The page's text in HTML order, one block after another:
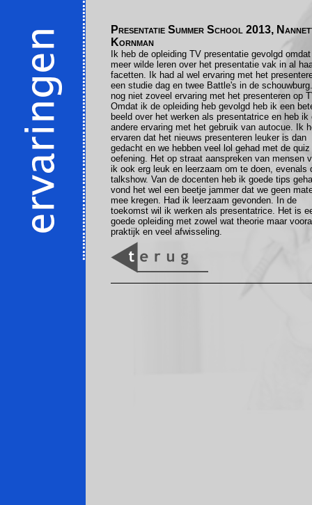
Presentatie Summer School 2013,
Kornman
Ik heb de opleiding TV presentatie gevolgd
meer wilde leren over het presentatie vak in al
facetten. Ik had al wel ervaring met het
een studie dag en twee Battle's in de
nog niet zoveel ervaring met het presenteren op
Omdat ik de opleiding heb gevolgd heb ik een
beeld over het werken als presentatrice en heb ik
andere ervaring met het gebruik van autocue. Ik
ervaren dat het nieuws presenteren leuker is dan
gedacht en we hebben veel lol gehad met de quiz
oefening. Het op straat aanspreken van mensen
ik ook erg leuk en leerzaam om te doen, evenals
talkshow. Van de docenten heb ik goede tips
vond het wel een beetje jammer dat we geen
mee kregen. Had ik leerzaam gevonden. In de
toekomst wil ik werken als presentatrice. Het is
goede opleiding met zowel wat theorie maar
praktijk en veel afwisseling.